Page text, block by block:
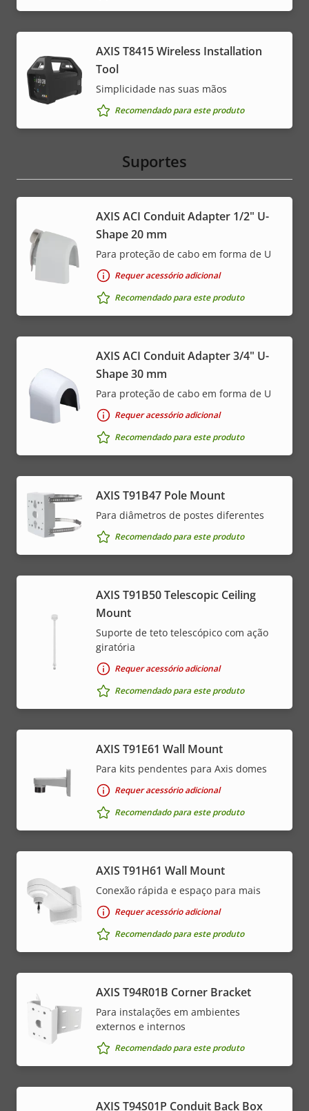
AXIS T8415 Wireless Installation
Tool
Simplicidade nas suas mãos
Recomendado para este produto
Suportes
AXIS ACI Conduit Adapter 1/2" U-
Shape 20 mm
Para proteção de cabo em forma de U
Requer acessório adicional
Recomendado para este produto
AXIS ACI Conduit Adapter 3/4" U-
Shape 30 mm
Para proteção de cabo em forma de U
Requer acessório adicional
Recomendado para este produto
AXIS T91B47 Pole Mount
Para diâmetros de postes diferentes
Recomendado para este produto
AXIS T91B50 Telescopic Ceiling
Mount
Suporte de teto telescópico com ação
giratória
Requer acessório adicional
Recomendado para este produto
AXIS T91E61 Wall Mount
Para kits pendentes para Axis domes
Requer acessório adicional
Recomendado para este produto
AXIS T91H61 Wall Mount
Conexão rápida e espaço para mais
Requer acessório adicional
Recomendado para este produto
AXIS T94R01B Corner Bracket
Para instalações em ambientes
externos e internos
Recomendado para este produto
AXIS T94S01P Conduit Back Box